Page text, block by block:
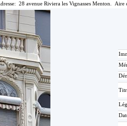
28 avenue Riviera les Vignasses Menton.